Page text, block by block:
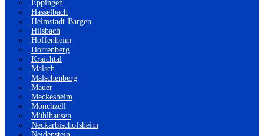
Eppingen
Hasselbach
Helmstadt-Bargen
Hilsbach
Hoffenheim
Horrenberg
Kraichtal
Malsch
Malschenberg
Mauer
Meckesheim
Mönchzell
Mühlhausen
Neckarbischofsheim